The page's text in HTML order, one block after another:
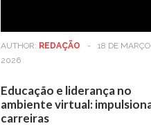
AUTHOR: REDAÇÃO -
18 DE
2026
Educação e liderança no
ambiente virtual:
carreiras